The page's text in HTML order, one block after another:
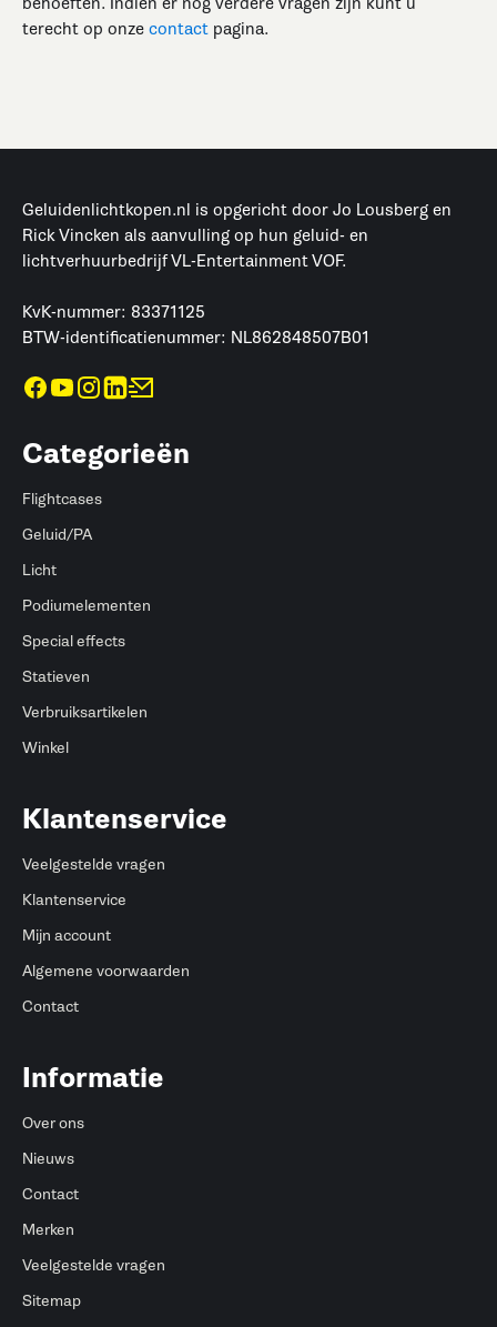
terecht op onze contact pagina.
Geluidenlichtkopen.nl is opgericht door Jo Lousberg en
Rick Vincken als aanvulling op hun geluid- en
lichtverhuurbedrijf VL-Entertainment VOF.
KvK-nummer: 83371125
BTW-identificatienummer: NL862848507B01
Categorieën
Flightcases
Geluid/PA
Licht
Podiumelementen
Special effects
Statieven
Verbruiksartikelen
Winkel
Klantenservice
Veelgestelde vragen
Klantenservice
Mijn account
Algemene voorwaarden
Contact
Informatie
Over ons
Nieuws
Contact
Merken
Veelgestelde vragen
Sitemap